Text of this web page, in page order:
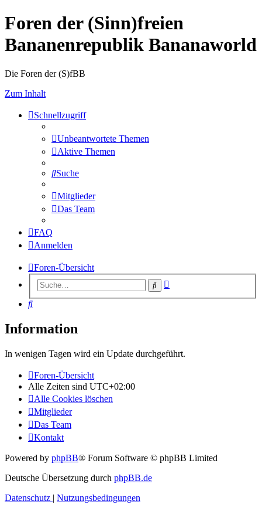
Foren der (Sinn)freien
Bananenrepublik Bananaworld
Die Foren der (S)fBB
Zum Inhalt
Schnellzugriff
Unbeantwortete Themen
Aktive Themen
Suche
Mitglieder
Das Team
FAQ
Anmelden
Foren-Übersicht
Suche
Suche
Information
In wenigen Tagen wird ein Update durchgeführt.
Foren-Übersicht
Alle Zeiten sind UTC+02:00
Alle Cookies löschen
Mitglieder
Das Team
Kontakt
Powered by phpBB® Forum Software © phpBB Limited
Deutsche Übersetzung durch phpBB.de
Datenschutz | Nutzungsbedingungen